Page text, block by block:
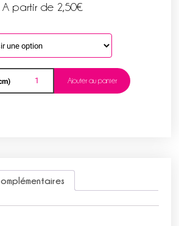
A partir de 2,50€
Ajouter au panier